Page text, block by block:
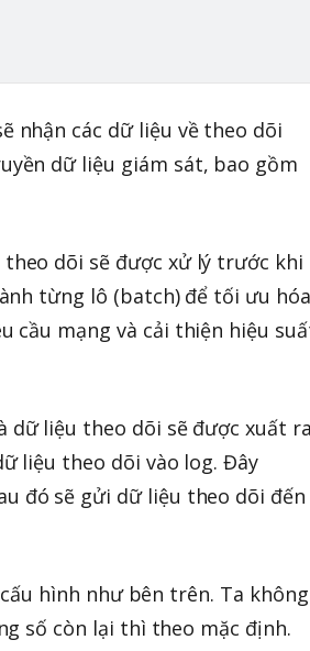
nhận các dữ liệu về theo dõi
dữ liệu giám sát, bao gồm
dõi sẽ được xử lý trước khi
từng lô (batch) để tối ưu hóa
cầu mạng và cải thiện hiệu
dữ liệu theo dõi sẽ được xuất
liệu theo dõi vào log. Đây
đó sẽ gửi dữ liệu theo dõi đến
hình như bên trên. Ta không
số còn lại thì theo mặc định.